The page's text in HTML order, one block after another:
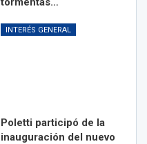
INTERÉS GENERAL
Poletti participó de la
inauguración del nuevo